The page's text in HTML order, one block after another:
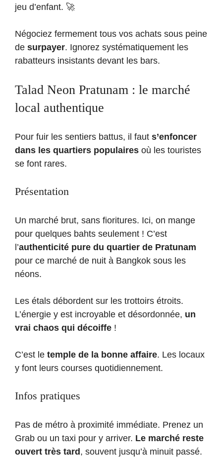
jeu d’enfant. 🚀
Négociez fermement tous vos achats sous peine
de surpayer. Ignorez systématiquement les
rabatteurs insistants devant les bars.
Talad Neon Pratunam : le marché
local authentique
Pour fuir les sentiers battus, il faut s’enfoncer
dans les quartiers populaires où les touristes
se font rares.
Présentation
Un marché brut, sans fioritures. Ici, on mange
pour quelques bahts seulement ! C’est
l’authenticité pure du quartier de Pratunam
pour ce marché de nuit à Bangkok sous les
néons.
Les étals débordent sur les trottoirs étroits.
L’énergie y est incroyable et désordonnée, un
vrai chaos qui décoiffe !
C’est le temple de la bonne affaire. Les locaux
y font leurs courses quotidiennement.
Infos pratiques
Pas de métro à proximité immédiate. Prenez un
Grab ou un taxi pour y arriver. Le marché reste
ouvert très tard, souvent jusqu’à minuit passé.